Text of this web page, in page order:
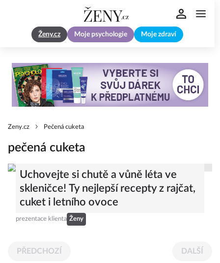
Ženy.cz Moje psychologie Moje zdraví
Zeny.cz Pečená cuketa
pečená cuketa
Uchovejte si chutě a vůně léta ve
skleničce! Ty nejlepší recepty z rajčat,
cuket i letního ovoce
prezentace klienta Ženy
PŘEDCHOZÍ DALŠÍ